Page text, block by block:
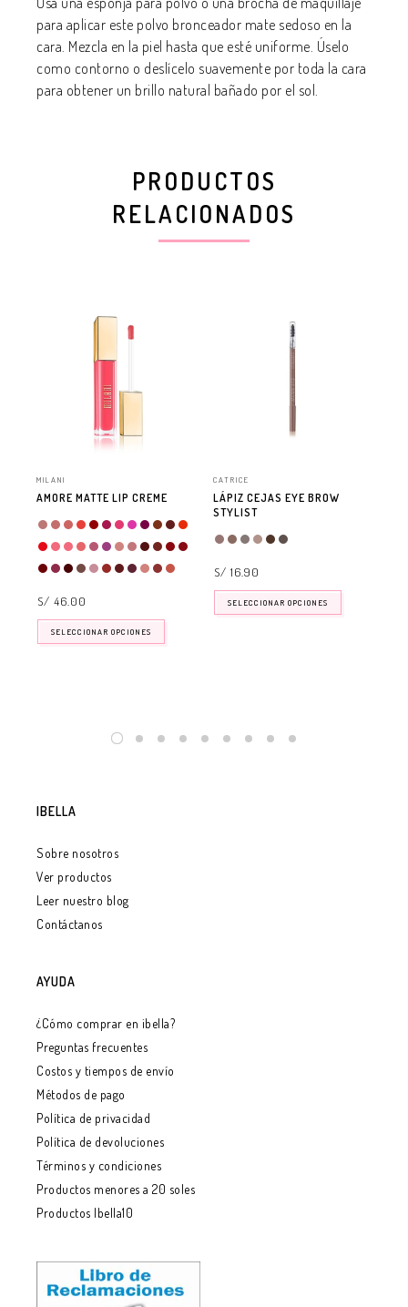
para aplicar este polvo bronceador mate sedoso en la
cara. Mezcla en la piel hasta que esté uniforme. Úselo
como contorno o deslícelo suavemente por toda la cara
para obtener un brillo natural bañado por el sol.
PRODUCTOS
RELACIONADOS
MILANI
AMORE MATTE LIP CREME
S/ 46.00
SELECCIONAR OPCIONES
CATRICE
LÁPIZ CEJAS EYE BROW
STYLIST
S/ 16.90
SELECCIONAR OPCIONES
IBELLA
Sobre nosotros
Ver productos
Leer nuestro blog
Contáctanos
AYUDA
¿Cómo comprar en ibella?
Preguntas frecuentes
Costos y tiempos de envío
Métodos de pago
Política de privacidad
Política de devoluciones
Términos y condiciones
Productos menores a 20 soles
Productos Ibella10